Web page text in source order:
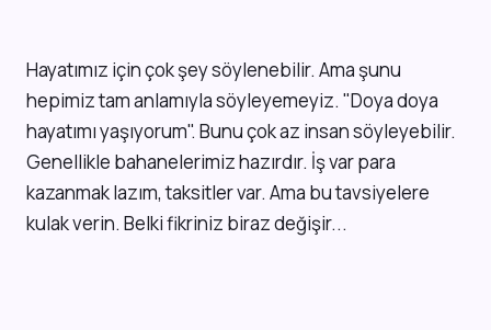
Hayatımız için çok şey söylenebilir. Ama şunu
hepimiz tam anlamıyla söyleyemeyiz. "Doya doya
hayatımı yaşıyorum". Bunu çok az insan söyleyebilir.
Genellikle bahanelerimiz hazırdır. İş var para
kazanmak lazım, taksitler var. Ama bu tavsiyelere
kulak verin. Belki fikriniz biraz değişir...